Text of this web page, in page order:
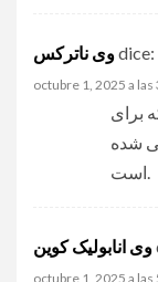
وی ناترکسdice:
octubre 1, 2025 a las
برای
شده
است.
وی انابولیک کوین
octubre 1, 2025 a las